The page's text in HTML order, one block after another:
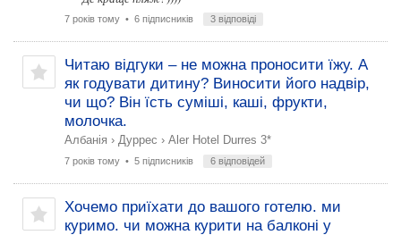
7 років тому • 6 підписників 3 відповіді
Читаю відгуки – не можна проносити їжу. А
як годувати дитину? Виносити його надвір,
чи що? Він їсть суміші, каші, фрукти,
молочка.
Албанія › Дуррес › Aler Hotel Durres 3*
7 років тому • 5 підписників 6 відповідей
Хочемо приїхати до вашого готелю. ми
куримо. чи можна курити на балконі у